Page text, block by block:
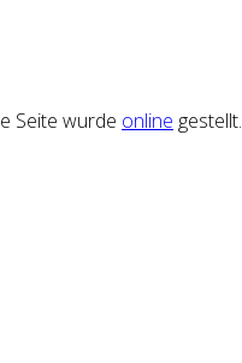
e Seite wurde online gestellt.